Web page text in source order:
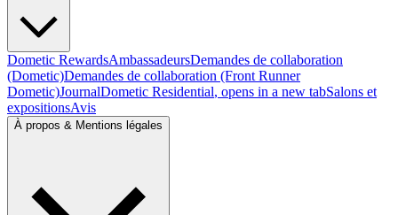
Dometic RewardsAmbassadeursDemandes de collaboration
(Dometic)Demandes de collaboration (Front Runner
Dometic)JournalDometic Residential, opens in a new tabSalons et
expositionsAvis
À propos & Mentions légales